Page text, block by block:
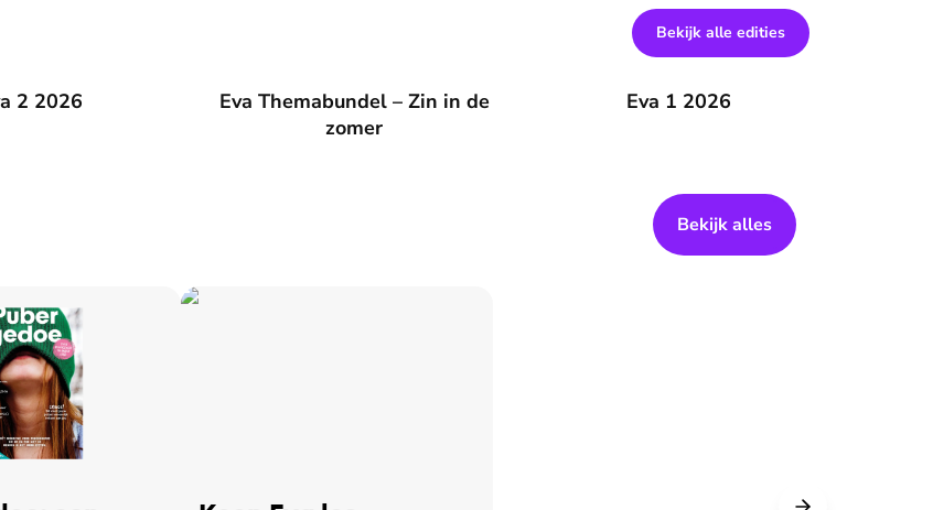
Bekijk alle edities
2 2026
Eva Themabundel – Zin in de
zomer
Eva Themabundel – Zin in de zomer Eva 1 2026
Bekijk alles